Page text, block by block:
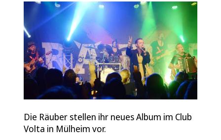
Die Räuber stellen ihr neues Album im Club
Volta in Mülheim vor.